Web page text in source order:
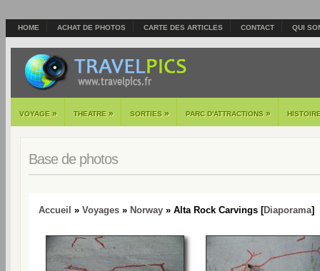
HOME ACHAT DE PHOTOS CARTE DES ARTICLES CONTACT QUI
VOYAGE » THEATRE » SORTIES » PARC D'ATTRACTIONS »
Base de photos
Accueil » Voyages » Norway » Alta Rock Carvings [Diaporama]